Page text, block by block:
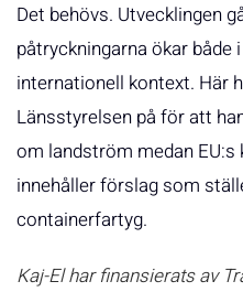
Det behövs. Utvecklingen
påtryckningarna ökar både
internationell kontext. Här
Länsstyrelsen på för att
om landström medan
innehåller förslag som
containerfartyg.
Kaj-El har finansierats av